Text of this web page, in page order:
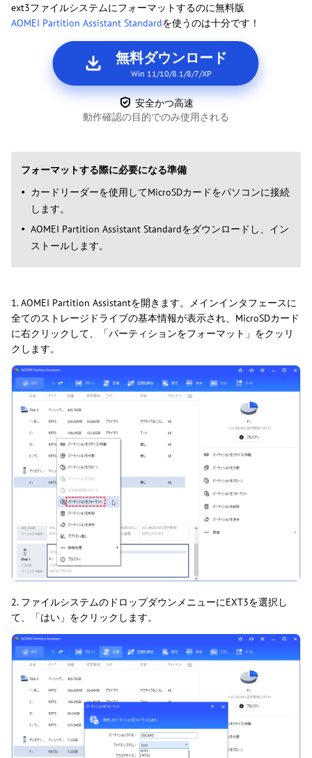
ext3ファイルシステムにフォーマットするのに無料版
AOMEI Partition Assistant Standardを使うのは十分です！
無料ダウンロード
Win 11/10/8.1/8/7/XP
安全かつ高速
動作確認の目的でのみ使用される
フォーマットする際に必要になる準備
カードリーダーを使用してMicroSDカードをパソコンに接続
します。
AOMEI Partition Assistant Standardをダウンロードし、イン
ストールします。
1. AOMEI Partition Assistantを開きます。メインインタフェースに
全てのストレージドライブの基本情報が表示され、MicroSDカード
に右クリックして、「パーティションをフォーマット」をクッリ
クします。
2. ファイルシステムのドロップダウンメニューにEXT3を選択し
て、「はい」をクリックします。